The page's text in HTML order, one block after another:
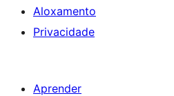
Aloxamento
Privacidade
Aprender